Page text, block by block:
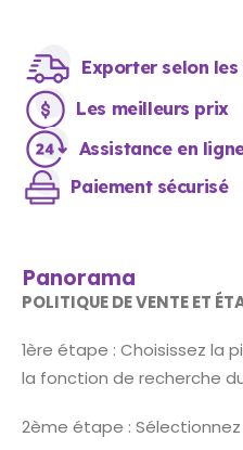
Exporter selon les
Les meilleurs prix
Assistance en
Paiement sécurisé
Panorama
POLITIQUE DE VENTE ET
1ère étape : Choisissez la
la fonction de recherche
2ème étape : Sélectionnez